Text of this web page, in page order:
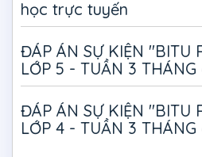
học trực tuyến
ĐÁP ÁN SỰ KIỆN "BITU
LỚP 5 - TUẦN 3 THÁNG
ĐÁP ÁN SỰ KIỆN "BITU
LỚP 4 - TUẦN 3 THÁNG